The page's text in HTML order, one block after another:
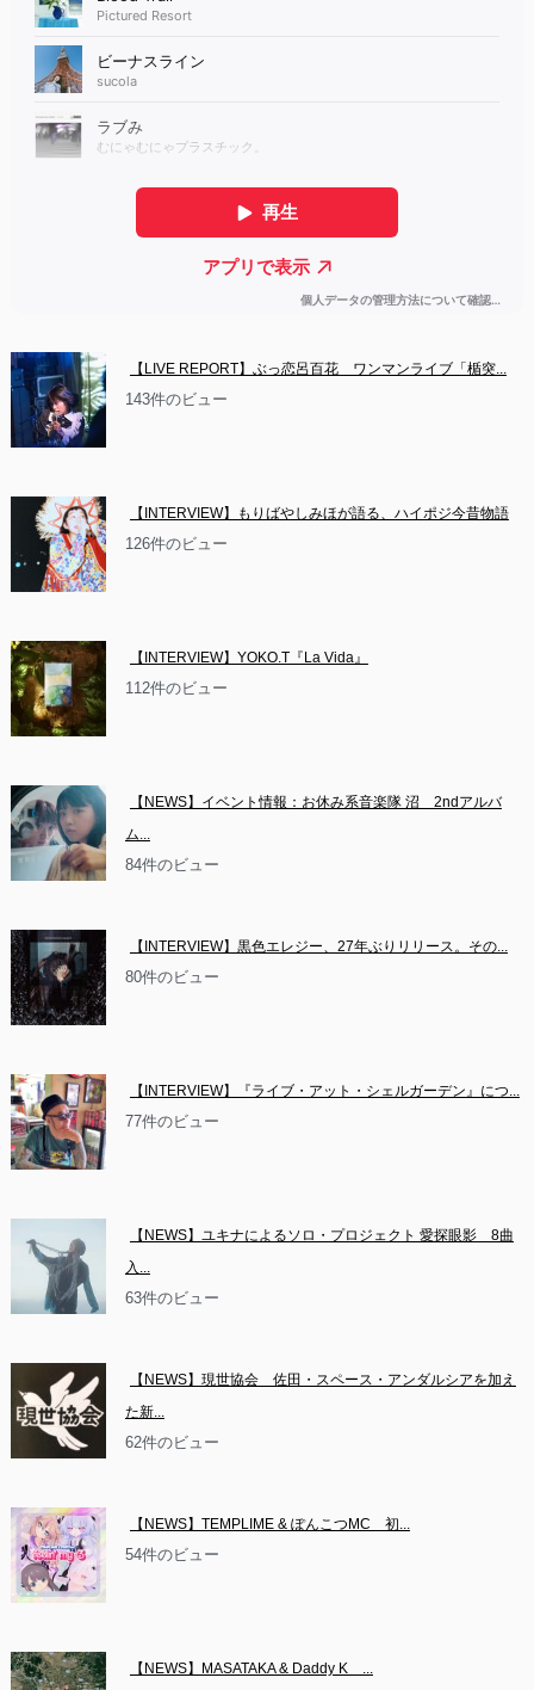
【LIVE REPORT】ぶっ恋呂百花　ワンマンライブ「楯突...
143件のビュー
【INTERVIEW】もりばやしみほが語る、ハイポジ今昔物語
126件のビュー
【INTERVIEW】YOKO.T『La Vida』
112件のビュー
【NEWS】イベント情報：お休み系音楽隊 沼　2ndアルバ
ム...
84件のビュー
【INTERVIEW】黒色エレジー、27年ぶりリリース。その...
80件のビュー
【INTERVIEW】『ライブ・アット・シェルガーデン』につ...
77件のビュー
【NEWS】ユキナによるソロ・プロジェクト 愛探眼影　8曲
入...
63件のビュー
【NEWS】現世協会　佐田・スペース・アンダルシアを加え
た新...
62件のビュー
【NEWS】TEMPLIME & ぽんこつMC　初...
54件のビュー
【NEWS】MASATAKA & Daddy K　...